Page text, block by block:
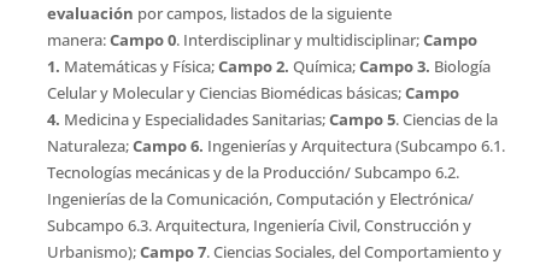
evaluación por campos, listados de la siguiente
manera:Campo 0. Interdisciplinar y multidisciplinar;Campo
1. Matemáticas y Física;Campo 2. Química;Campo 3. Biología
Celular y Molecular y Ciencias Biomédicas básicas;Campo
4. Medicina y Especialidades Sanitarias;Campo 5. Ciencias de la
Naturaleza;Campo 6. Ingenierías y Arquitectura (Subcampo 6.1.
Tecnologías mecánicas y de la Producción/ Subcampo 6.2.
Ingenierías de la Comunicación, Computación y Electrónica/
Subcampo 6.3. Arquitectura, Ingeniería Civil, Construcción y
Urbanismo);Campo 7. Ciencias Sociales, del Comportamiento y